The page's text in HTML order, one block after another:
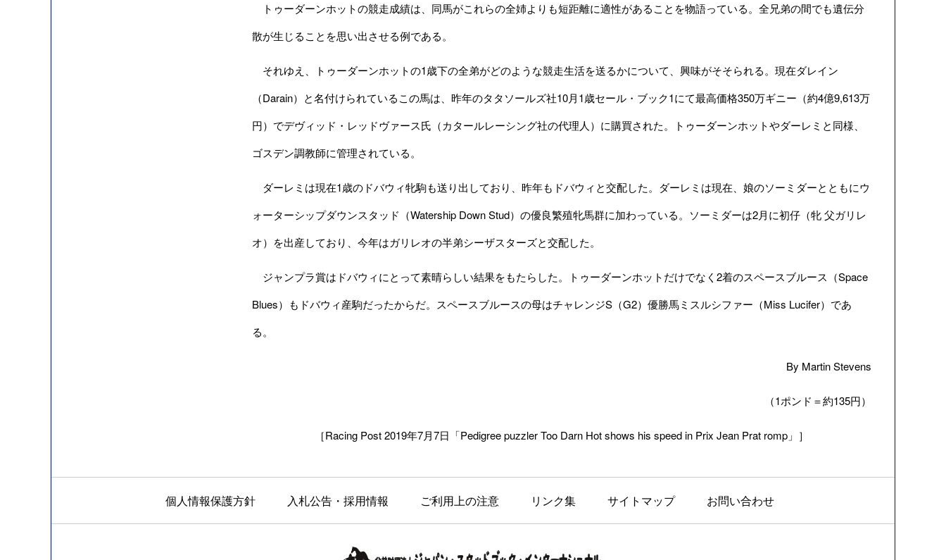
トゥーダーンホットの競走成績は、同馬がこれらの全姉よりも短距離に適性があることを物語っている。全兄弟の間でも遺伝分
散が生じることを思い出させる例である。
それゆえ、トゥーダーンホットの1歳下の全弟がどのような競走生活を送るかについて、興味がそそられる。現在ダレイン
（Darain）と名付けられているこの馬は、昨年のタタソールズ社10月1歳セール・ブック1にて最高価格350万ギニー（約4億9,613万
円）でデヴィッド・レッドヴァース氏（カタールレーシング社の代理人）に購買された。トゥーダーンホットやダーレミと同様、
ゴスデン調教師に管理されている。
ダーレミは現在1歳のドバウィ牝駒も送り出しており、昨年もドバウィと交配した。ダーレミは現在、娘のソーミダーとともにウ
ォーターシップダウンスタッド（Watership Down Stud）の優良繁殖牝馬群に加わっている。ソーミダーは2月に初仔（牝 父ガリレ
オ）を出産しており、今年はガリレオの半弟シーザスターズと交配した。
ジャンプラ賞はドバウィにとって素晴らしい結果をもたらした。トゥーダーンホットだけでなく2着のスペースブルース（Space
Blues）もドバウィ産駒だったからだ。スペースブルースの母はチャレンジS（G2）優勝馬ミスルシファー（Miss Lucifer）であ
る。
By Martin Stevens
（1ポンド＝約135円）
［Racing Post 2019年7月7日「Pedigree puzzler Too Darn Hot shows his speed in Prix Jean Prat romp」］
個人情報保護方針 入札公告・採用情報 ご利用上の注意 リンク集 サイトマップ お問い合わせ